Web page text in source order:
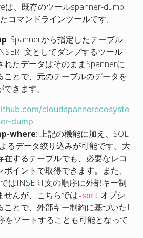
は、既存のツールspanner-dump
コマンドラインツールです。
: Spannerから指定したテーブル
文としてダンプするツール
れたデータはそのままSpannerに
ことで、元のテーブルのデータを
きます。
cloudspannerecosyste
dump
where: 上記の機能に加え、SQL
るデータ絞り込みが可能です。大
在するテーブルでも、必要なレコ
イントで取得できます。また、
はINSERT文の順序に外部キー制
せんが、こちらでは-sort オプシ
ことで、外部キー制約に基づいたI
をソートすることも可能となって